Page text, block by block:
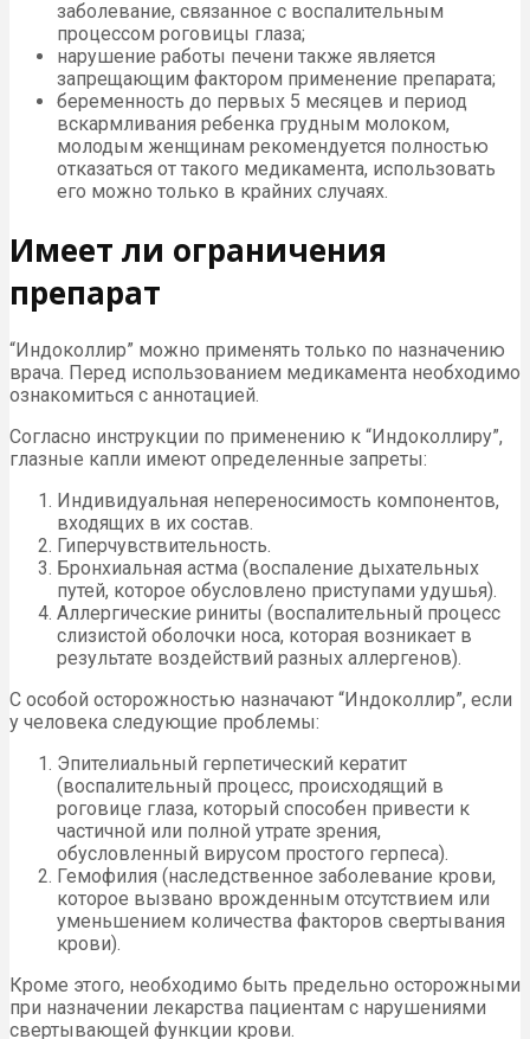
заболевание, связанное с воспалительным
процессом роговицы глаза;
нарушение работы печени также является
запрещающим фактором применение препарата;
беременность до первых 5 месяцев и период
вскармливания ребенка грудным молоком,
молодым женщинам рекомендуется полностью
отказаться от такого медикамента, использовать
его можно только в крайних случаях.
Имеет ли ограничения
препарат
“Индоколлир” можно применять только по назначению
врача. Перед использованием медикамента необходимо
ознакомиться с аннотацией.
Согласно инструкции по применению к “Индоколлиру”,
глазные капли имеют определенные запреты:
Индивидуальная непереносимость компонентов,
входящих в их состав.
Гиперчувствительность.
Бронхиальная астма (воспаление дыхательных
путей, которое обусловлено приступами удушья).
Аллергические риниты (воспалительный процесс
слизистой оболочки носа, которая возникает в
результате воздействий разных аллергенов).
С особой осторожностью назначают “Индоколлир”, если
у человека следующие проблемы:
Эпителиальный герпетический кератит
(воспалительный процесс, происходящий в
роговице глаза, который способен привести к
частичной или полной утрате зрения,
обусловленный вирусом простого герпеса).
Гемофилия (наследственное заболевание крови,
которое вызвано врожденным отсутствием или
уменьшением количества факторов свертывания
крови).
Кроме этого, необходимо быть предельно осторожными
при назначении лекарства пациентам с нарушениями
свертывающей функции крови.